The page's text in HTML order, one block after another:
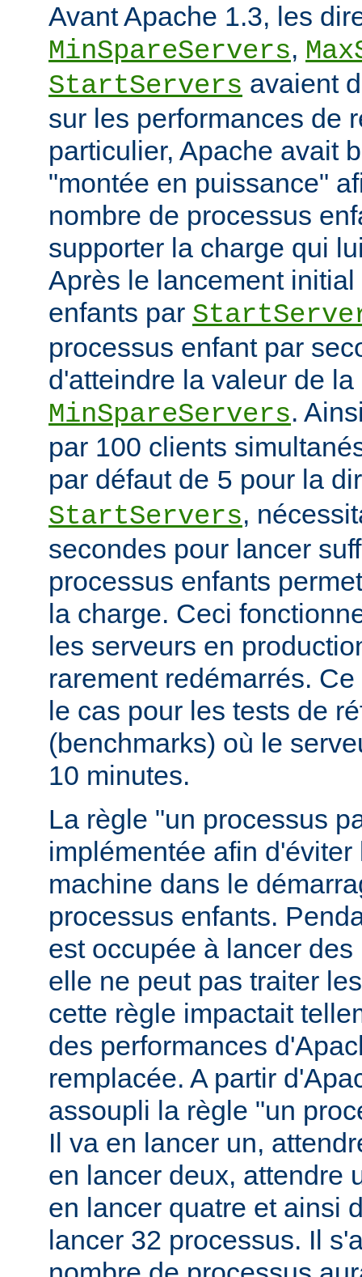
Avant Apache 1.3, les
MinSpareServers,
StartServers avaient
sur les performances de
particulier, Apache avait
"montée en puissance"
nombre de processus
supporter la charge qui
Après le lancement
enfants par
processus enfant par
d'atteindre la valeur de
MinSpareServers.
par 100 clients
par défaut de 5 pour la
StartServers,
secondes pour lancer
processus enfants
la charge. Ceci
les serveurs en
rarement redémarrés.
le cas pour les tests de
(benchmarks) où le
10 minutes.
La règle "un processus
implémentée afin
machine dans le
processus enfants.
est occupée à lancer
elle ne peut pas traiter
cette règle impactait
des performances
remplacée. A partir
assoupli la règle "un
Il va en lancer un,
en lancer deux, attendre
en lancer quatre et ainsi
lancer 32 processus. Il